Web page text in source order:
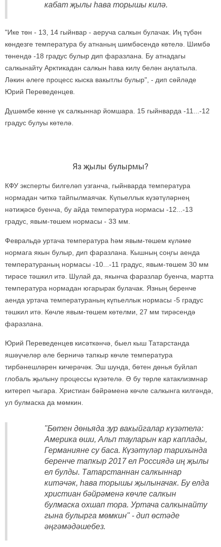
кабат җылы һава торышы килә.
"Ике төн - 13, 14 гыйнвар - аеруча салкын булачак. Иң түбән
көндезге температура бу атнаның шимбәсендә көтелә. Шимбә
төнендә -18 градус булыр дип фаразлана. Бу атнадагы
салкынайту Арктикадан салкын һава килү белән аңлатыла.
Ләкин әлеге процесс кыска вакытлы булыр", - дип сөйләде
Юрий Переведенцев.
Дүшәмбе көнне үк салкыннар йомшара. 15 гыйнварда -11...-12
градус булуы көтелә.
Яз җылы булырмы?
КФУ эксперты билгеләп узганча, гыйнварда температура
нормадан читкә тайпылмаячак. Күпьеллык күзәтүләрнең
нәтиҗәсе буенча, бу айда температура нормасы -12...-13
градус, явым-төшем нормасы - 33 мм.
Февральдә уртача температура һәм явым-төшем күләме
нормага якын булыр, дип фаразлана. Кышның соңгы аенда
температураның нормасы -10...-11 градус, явым-төшем 30 мм
тирәсе тәшкил итә. Шулай да, якынча фаразлар буенча, мартта
температура нормадан югарырак булачак. Язның беренче
аенда уртача температураның күпьеллык нормасы -5 градус
тәшкил итә. Көчле явым-төшем көтелми, 27 мм тирәсендә
фаразлана.
Юрий Переведенцев кисәткәнчә, быел кыш Татарстанда
яшәүчеләр әле берничә тапкыр көчле температура
тирбәнешләрен кичерәчәк. Эш шунда, бөтен дөнья буйлап
глобаль җылыну процессы күзәтелә. Ә бу төрле катаклизмнар
китереп чыгара. Христиан бәйрәменә көчле салкынга килгәндә,
ул булмаска да мөмкин.
"Бөтен дөньяда зур вакыйгалар күзәтелә:
Америка өши, Альп тауларын кар каплады,
Германияне су баса. Күзәтүләр тарихында
беренче тапкыр 2017 ел Россиядә иң җылы
ел булды. Татарстаннан салкыннар
китәчәк, һава торышы җылыначак. Бу елда
христиан бәйрәменә көчле салкын
булмаска охшап тора. Уртача салкынайту
гына булырга мөмкин" - дип өстәде
әңгәмәдәшебез.